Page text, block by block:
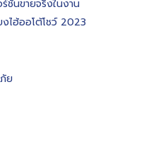
ร์ชั่นขายจริงในงาน
งไฮ้ออโต้โชว์ 2023
ย